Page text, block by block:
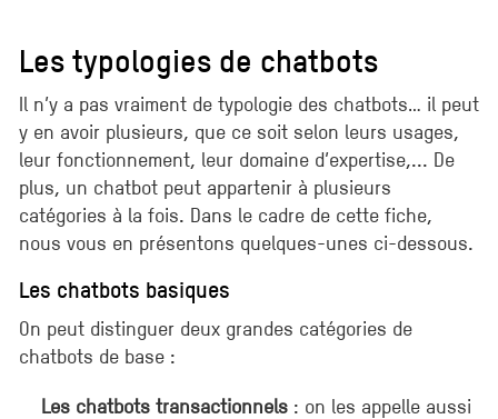
Les typologies de chatbots
Il n’y a pas vraiment de typologie des chatbots… il peut
y en avoir plusieurs, que ce soit selon leurs usages,
leur fonctionnement, leur domaine d’expertise,... De
plus, un chatbot peut appartenir à plusieurs
catégories à la fois. Dans le cadre de cette fiche,
nous vous en présentons quelques-unes ci-dessous.
Les chatbots basiques
On peut distinguer deux grandes catégories de
chatbots de base :
Les chatbots transactionnels : on les appelle aussi